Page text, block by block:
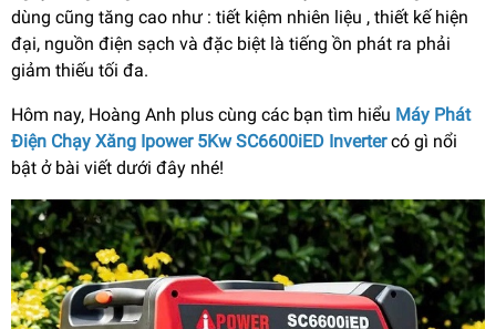
dùng cũng tăng cao như : tiết kiệm nhiên liệu , thiết kế hiện
đại, nguồn điện sạch và đặc biệt là tiếng ồn phát ra phải
giảm thiếu tối đa.
Hôm nay, Hoàng Anh plus cùng các bạn tìm hiểu Máy Phát
Điện Chạy Xăng Ipower 5Kw SC6600iED Invertercó gì nổi
bật ở bài viết dưới đây nhé!